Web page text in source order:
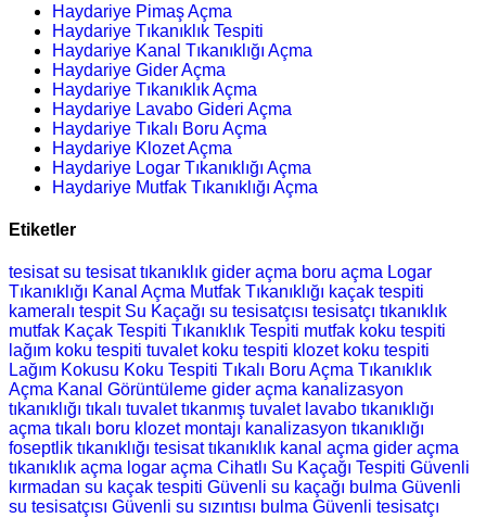
Haydariye Pimaş Açma
Haydariye Tıkanıklık Tespiti
Haydariye Kanal Tıkanıklığı Açma
Haydariye Gider Açma
Haydariye Tıkanıklık Açma
Haydariye Lavabo Gideri Açma
Haydariye Tıkalı Boru Açma
Haydariye Klozet Açma
Haydariye Logar Tıkanıklığı Açma
Haydariye Mutfak Tıkanıklığı Açma
Etiketler
tesisatsu tesisattıkanıklık gider açma boru açma Logar
Tıkanıklığı Kanal Açma Mutfak Tıkanıklığı kaçak tespiti
kameralı tespit Su Kaçağı su tesisatçısı tesisatçı tıkanıklık
mutfak Kaçak Tespiti Tıkanıklık Tespiti mutfak koku tespiti
lağım koku tespiti tuvalet koku tespiti klozet koku tespiti
Lağım Kokusu Koku Tespiti Tıkalı Boru Açma Tıkanıklık
Açma Kanal Görüntüleme gider açma kanalizasyon
tıkanıklığı tıkalı tuvalettıkanmış tuvalet lavabo tıkanıklığı
açma tıkalı boru klozet montajı kanalizasyon tıkanıklığı
foseptlik tıkanıklığı tesisattıkanıklık kanal açma gider açma
tıkanıklık açma logar açma Cihatlı Su Kaçağı Tespiti Güvenli
kırmadan su kaçak tespiti Güvenli su kaçağı bulma Güvenli
su tesisatçısı Güvenli su sızıntısı bulma Güvenli tesisatçı